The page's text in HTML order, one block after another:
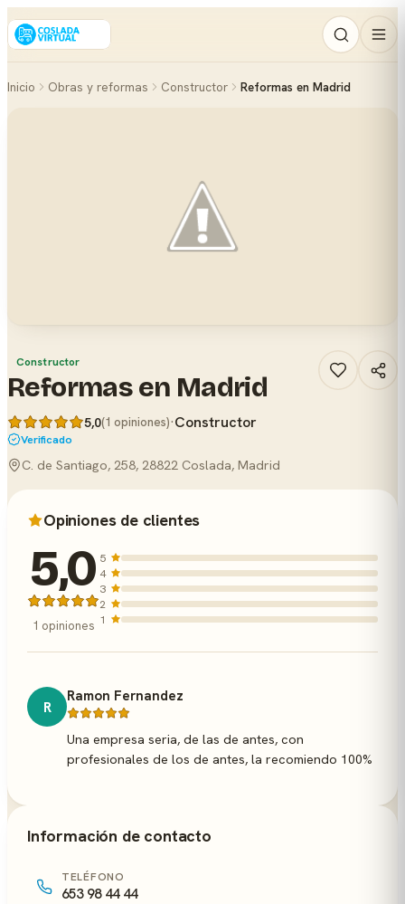
Inicio Obras y reformas Constructor Reformas en Madrid
Constructor
Reformas en Madrid
5,0(1 opiniones)·Constructor
Verificado
C. de Santiago, 258, 28822 Coslada, Madrid
Opiniones de clientes
5,0
1 opiniones
5
4
3
2
1
R
Ramon Fernandez
Una empresa seria, de las de antes, con
profesionales de los de antes, la recomiendo 100%
Información de contacto
TELÉFONO
653 98 44 44